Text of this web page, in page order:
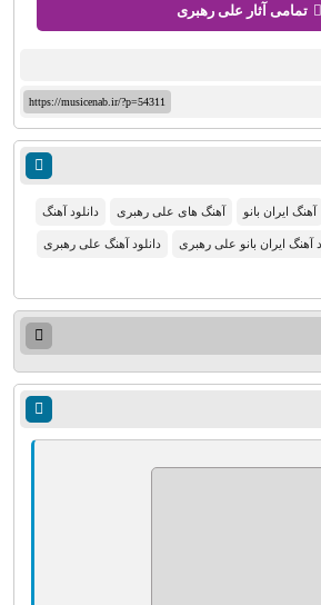
تمامی آثار علی رهبری
https://musicenab.ir/?p=54311
آهنگ ایران بانو آهنگ های علی رهبری دانلود آهنگ
آهنگ ایران بانو علی رهبری دانلود آهنگ علی رهبری